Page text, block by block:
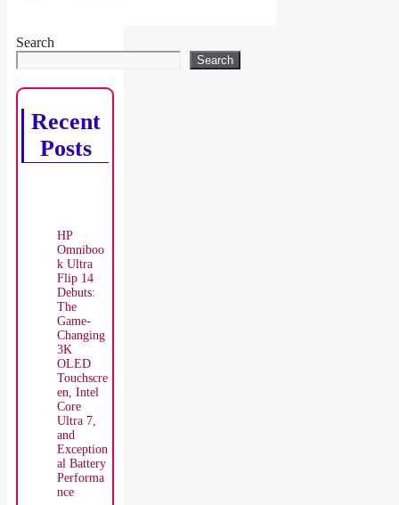
Search
Search
Recent
Posts
HP
Omniboo
k Ultra
Flip 14
Debuts:
The
Game-
Changing
3K
OLED
Touchscre
en, Intel
Core
Ultra 7,
and
Exception
al Battery
Performa
nce